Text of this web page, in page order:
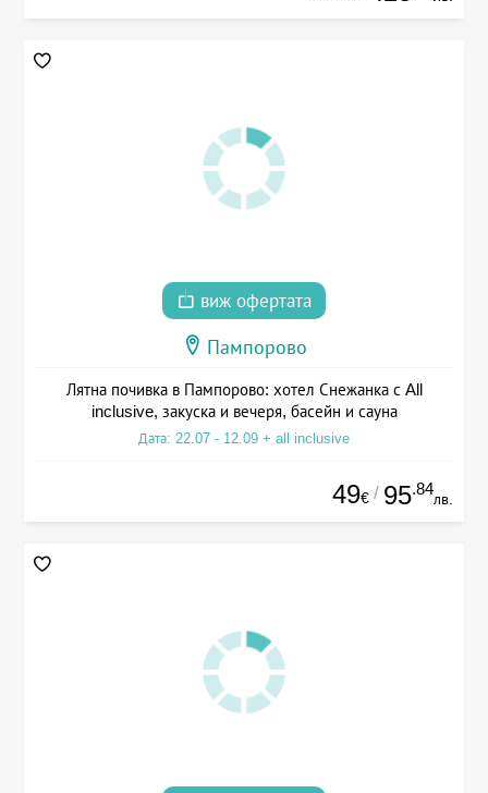
виж офертата
Пампорово
Лятна почивка в Пампорово: хотел Снежанка с All
inclusive, закуска и вечеря, басейн и сауна
Дата: 22.07 - 12.09 + all inclusive
49€ / 95.84
лв.